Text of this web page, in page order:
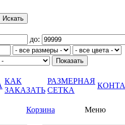
до:
КАК
ЗАКАЗАТЬ
РАЗМЕРНАЯ
СЕТКА
Меню
Корзина